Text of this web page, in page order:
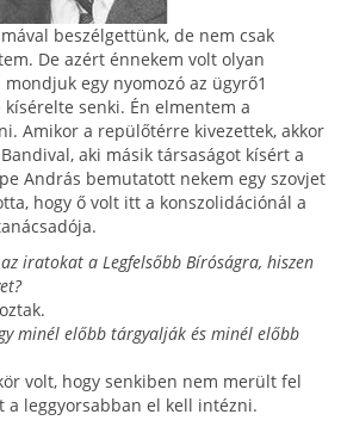
beszélgettünk, de nem csak
De azért énnekem volt olyan
egy nyomozó az ügy­rő1
kísérelte senki. Én elmentem a
Amikor a repülőtérre kivezettek, akkor
aki másik társaságot kísért a
András bemutatott nekem egy szovjet
hogy ő volt itt a konszolidációnál a
iratokat a Legfelsőbb Bíróságra, hiszen
minél előbb tárgyalják és minél előbb
volt, hogy senkiben nem merült fel
a leggyorsabban el kell intézni.